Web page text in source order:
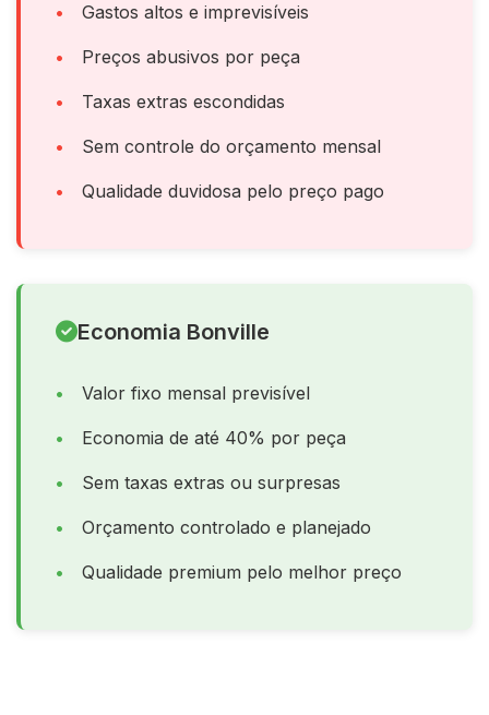
Gastos altos e imprevisíveis
Preços abusivos por peça
Taxas extras escondidas
Sem controle do orçamento mensal
Qualidade duvidosa pelo preço pago
Economia Bonville
Valor fixo mensal previsível
Economia de até 40% por peça
Sem taxas extras ou surpresas
Orçamento controlado e planejado
Qualidade premium pelo melhor preço